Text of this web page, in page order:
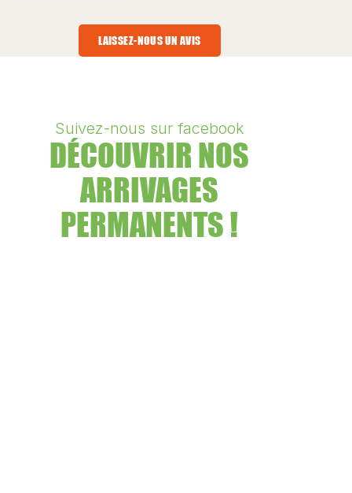
LAISSEZ-NOUS UN AVIS
Suivez-nous sur facebook
DÉCOUVRIR NOS
ARRIVAGES
PERMANENTS !